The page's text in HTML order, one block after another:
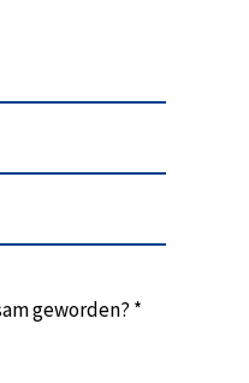
geworden? *